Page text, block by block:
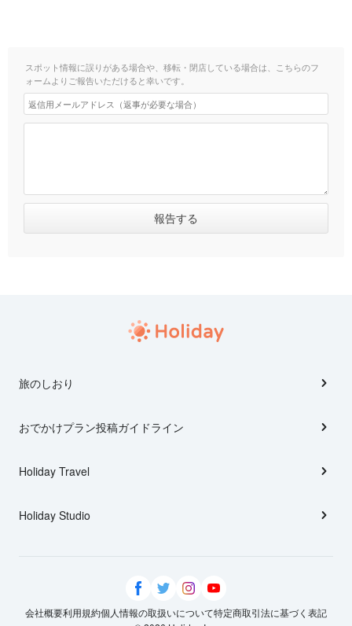
スポット情報に誤りがある場合や、移転・閉店している場合は、こちらのフ
ォームよりご報告いただけると幸いです。
旅のしおり
おでかけプラン投稿ガイドライン
Holiday Travel
Holiday Studio
会社概要利用規約個人情報の取扱いについて特定商取引法に基づく表記